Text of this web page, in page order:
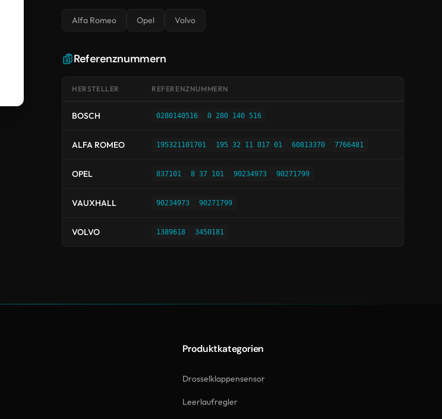
Alfa Romeo Opel Volvo
Referenznummern
HERSTELLER REFERENZNUMMERN
BOSCH 0280140516 0 280 140 516
ALFA ROMEO 195321101701 195 32 11 017 01 60813370 7766481
OPEL 837101 8 37 101 90234973 90271799
VAUXHALL 90234973 90271799
VOLVO 1389618 3450181
Produktkategorien
Drosselklappensensor
Leerlaufregler